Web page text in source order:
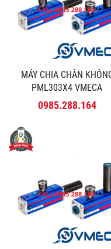
MÁY CHIA CHÂN
PML303X4 VMECA
0985.288.164